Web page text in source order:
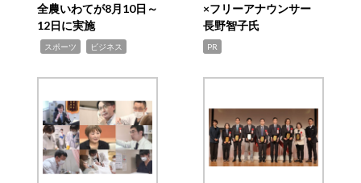
全農いわてが8月10日～
12日に実施
スポーツ ビジネス
×フリーアナウンサー
長野智子氏
PR